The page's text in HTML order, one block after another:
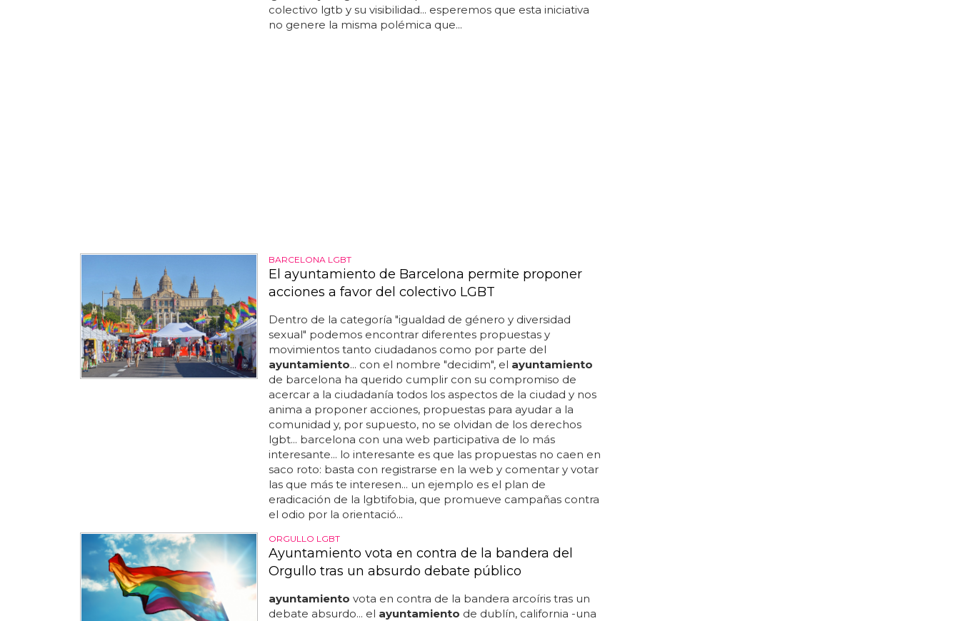
colectivo lgtb y su visibilidad... esperemos que esta iniciativa
no genere la misma polémica que...
BARCELONA LGBT
El ayuntamiento de Barcelona permite proponer
acciones a favor del colectivo LGBT
Dentro de la categoría "igualdad de género y diversidad
sexual" podemos encontrar diferentes propuestas y
movimientos tanto ciudadanos como por parte del
ayuntamiento... con el nombre "decidim", el ayuntamiento
de barcelona ha querido cumplir con su compromiso de
acercar a la ciudadanía todos los aspectos de la ciudad y nos
anima a proponer acciones, propuestas para ayudar a la
comunidad y, por supuesto, no se olvidan de los derechos
lgbt... barcelona con una web participativa de lo más
interesante... lo interesante es que las propuestas no caen en
saco roto: basta con registrarse en la web y comentar y votar
las que más te interesen... un ejemplo es el plan de
eradicación de la lgbtifobia, que promueve campañas contra
el odio por la orientació...
ORGULLO LGBT
Ayuntamiento vota en contra de la bandera del
Orgullo tras un absurdo debate público
ayuntamiento vota en contra de la bandera arcoíris tras un
debate absurdo... el ayuntamiento de dublín, california -una